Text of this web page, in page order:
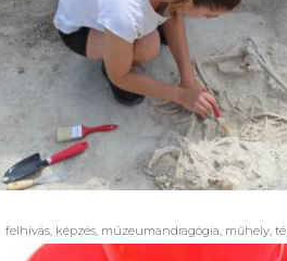
FELHÍVÁS – 2026-
Régészeti asszisztens
indít a Magyar
Múzeum
felhívás, képzés, múzeumandragógia, műhely,